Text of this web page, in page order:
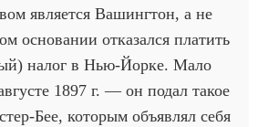
является Вашингтон, а не
основании отказался платить
налог в Нью-Йорке. Мало
1897 г. — он подал такое
Бее, которым объявлял себя